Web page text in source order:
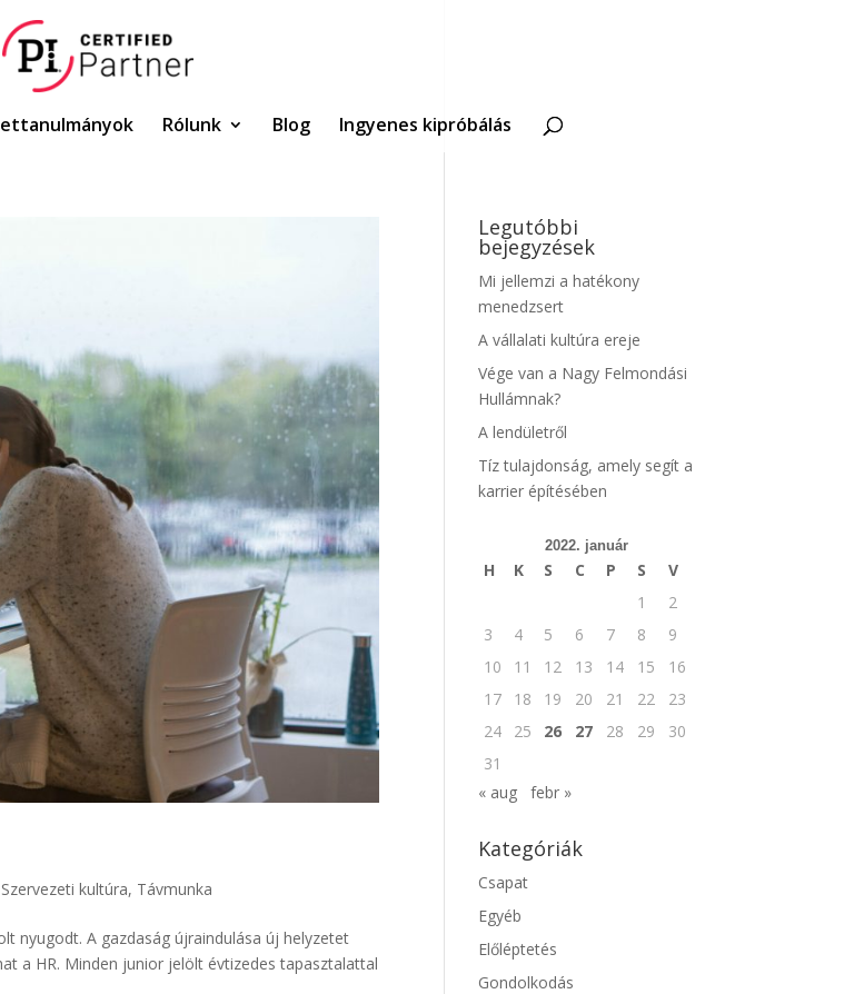
Rólunk Blog Ingyenes kipróbálás
Szervezeti kultúra, Távmunka
nyugodt. A gazdaság újraindulása új helyzetet
a HR. Minden junior jelölt évtizedes tapasztalattal
Legutóbbi
bejegyzések
Mi jellemzi a hatékony
menedzsert
A vállalati kultúra ereje
Vége van a Nagy Felmondási
Hullámnak?
A lendületről
Tíz tulajdonság, amely segít a
karrier építésében
2022. január
H K S C P S
V
1
2
3
4 5 6 7 8
9
10
11 12 13 14 15
16
17
18 19 20 21 22
23
24
25 26 27 28 29
30
31
« aug
febr »
Kategóriák
Csapat
Egyéb
Előléptetés
Gondolkodás